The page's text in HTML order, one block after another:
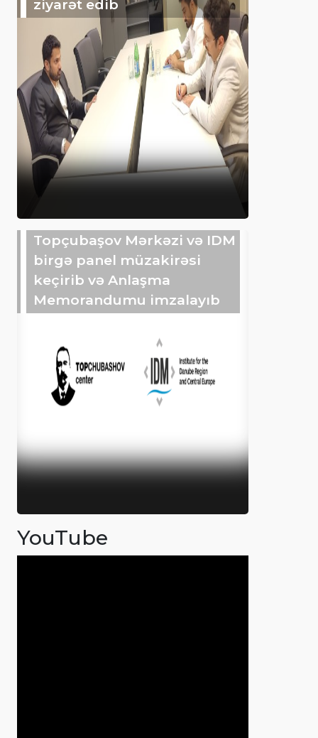
ziyarət edib
Topçubaşov Mərkəzi və IDM
birgə panel müzakirəsi
keçirib və Anlaşma
Memorandumu imzalayıb
YouTube